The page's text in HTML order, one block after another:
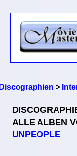
Discographien >
ALLE ALBEN
UNPEOPLE